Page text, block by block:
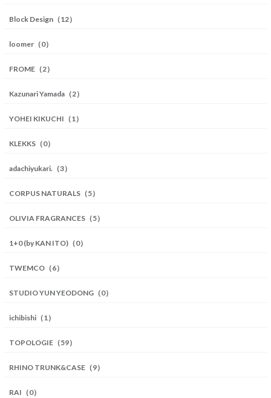
Block Design（12）
loomer（0）
FROME（2）
Kazunari Yamada（2）
YOHEI KIKUCHI（1）
KLEKKS（0）
adachiyukari.（3）
CORPUS NATURALS（5）
OLIVIA FRAGRANCES（5）
1+0 (by KAN ITO)（0）
TWEMCO（6）
STUDIO YUN YEODONG（0）
ichibishi（1）
TOPOLOGIE（59）
RHINO TRUNK&CASE（9）
RAI（0）